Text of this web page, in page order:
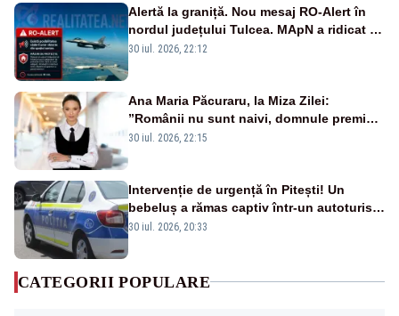
Alertă la graniță. Nou mesaj RO-Alert în
nordul județului Tulcea. MApN a ridicat de
la sol două avioane F-16
30 iul. 2026, 22:12
Ana Maria Păcuraru, la Miza Zilei:
”Românii nu sunt naivi, domnule premier
Bolojan”
30 iul. 2026, 22:15
Intervenție de urgență în Pitești! Un
bebeluș a rămas captiv într-un autoturism
din cauza unei defecțiuni
30 iul. 2026, 20:33
CATEGORII POPULARE